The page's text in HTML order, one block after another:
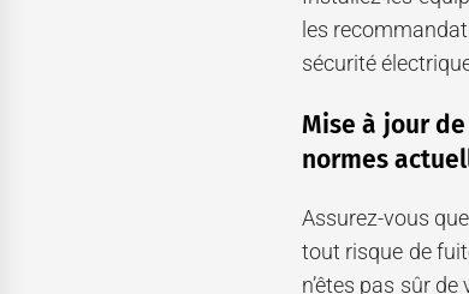
les
sécurité
Mise à jour
normes
Assurez-vous
tout risque de
n’êtes pas sûr